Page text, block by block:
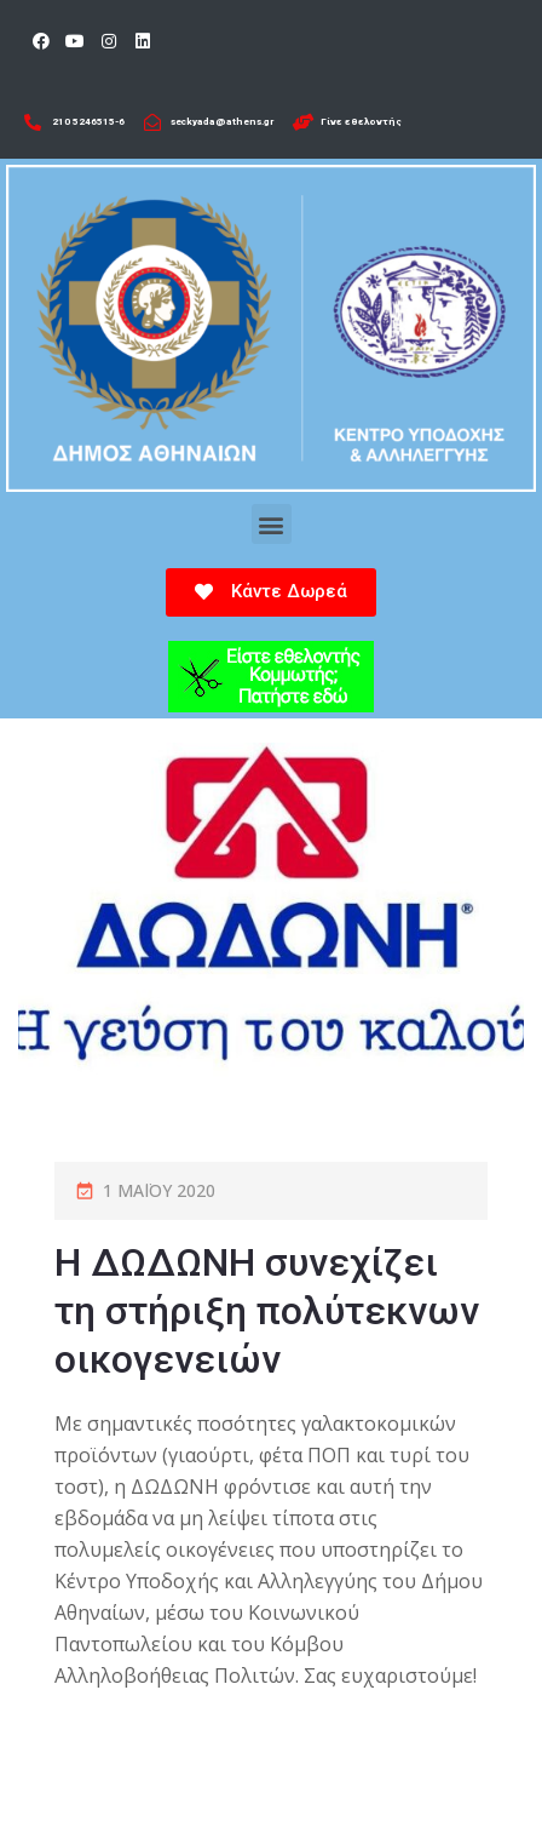
210 5246515-6​ seckyada@athens.gr Γίνε εθελοντής
Κάντε Δωρεά
1 ΜΑΪ́ΟΥ 2020
Η ΔΩΔΩΝΗ συνεχίζει
τη στήριξη πολύτεκνων
οικογενειών
Με σημαντικές ποσότητες γαλακτοκομικών
προϊόντων (γιαούρτι, φέτα ΠΟΠ και τυρί του
τοστ), η ΔΩΔΩΝΗ φρόντισε και αυτή την
εβδομάδα να μη λείψει τίποτα στις
πολυμελείς οικογένειες που υποστηρίζει το
Κέντρο Υποδοχής και Αλληλεγγύης του Δήμου
Αθηναίων, μέσω του Κοινωνικού
Παντοπωλείου και του Κόμβου
Αλληλοβοήθειας Πολιτών. Σας ευχαριστούμε!